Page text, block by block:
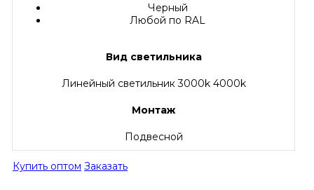
Черный
Любой по RAL
Вид светильника
Линейный светильник 3000k 4000k
Монтаж
Подвесной
Купить оптом Заказать